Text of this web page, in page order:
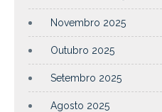
Novembro 2025
Outubro 2025
Setembro 2025
Agosto 2025